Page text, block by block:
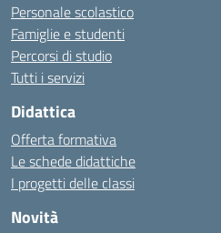
Personale scolastico
Famiglie e studenti
Percorsi di studio
Tutti i servizi
Didattica
Offerta formativa
Le schede didattiche
I progetti delle classi
Novità